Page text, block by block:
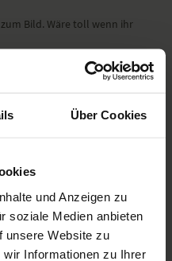
Über Cookies
und Anzeigen zu
soziale Medien anbieten
unsere Website zu
Informationen zu Ihrer
Bild. Wäre toll wenn ihr
sind Ansage und
und durch ein paar
zu praktizieren. Das